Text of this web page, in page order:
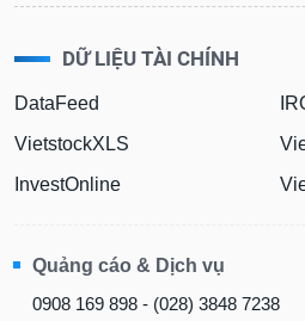
DỮ LIỆU TÀI CHÍNH
DataFeed
VietstockXLS
InvestOnline
Quảng cáo & Dịch vụ
0908 169 898 - (028) 3848 7238